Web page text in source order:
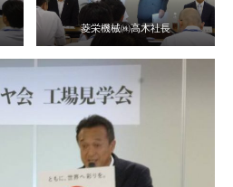
菱栄機械㈱高木社長